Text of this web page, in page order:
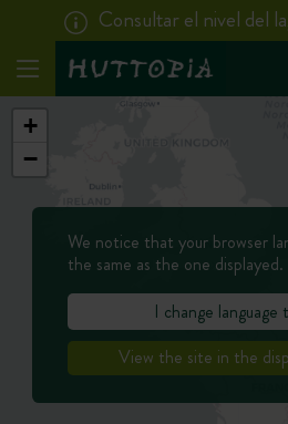
Consultar el nivel del
+
−
We notice that your browser
the same as the one displayed.
I change language
View the site in the